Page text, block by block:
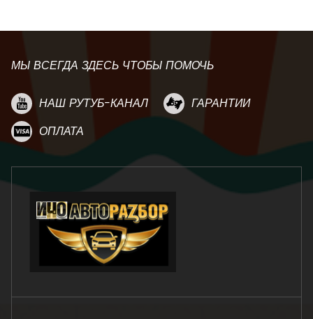
МЫ ВСЕГДА ЗДЕСЬ ЧТОБЫ ПОМОЧЬ
НАШ РУТУБ-КАНАЛ
ГАРАНТИИ
ОПЛАТА